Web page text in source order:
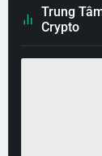
Trung
Crypto